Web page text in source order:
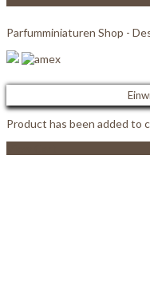
Parfumminiaturen Shop -
Product has been added to